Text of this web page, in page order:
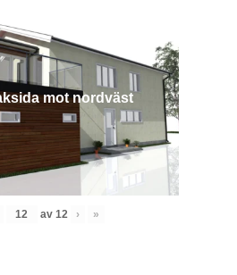
mot nordväst
av 12 › »